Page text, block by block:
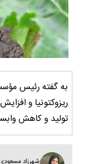
به گفته رئیس
ریزوکتونیا و
تولید و کاهش
شهرزاد